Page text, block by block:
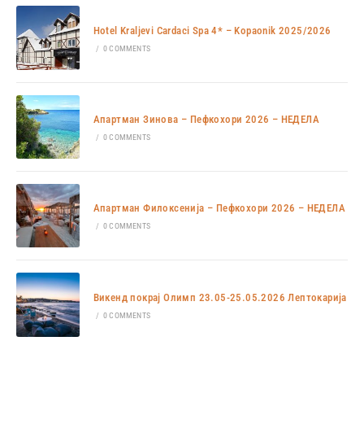
Hotel Kraljevi Cardaci Spa 4* – Kopaonik 2025/2026
/ 0 COMMENTS
Апартман Зинова – Пефкохори 2026 – НЕДЕЛА
/ 0 COMMENTS
Апартман Филоксенија – Пефкохори 2026 – НЕДЕЛА
/ 0 COMMENTS
Викенд покрај Олимп 23.05-25.05.2026 Лептокарија
/ 0 COMMENTS